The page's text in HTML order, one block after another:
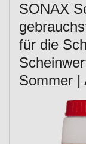
SONAX
für die
Sommer |